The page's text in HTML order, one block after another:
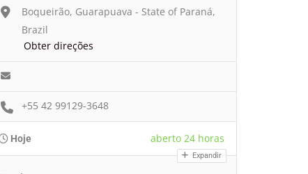
Boqueirão, Guarapuava - State of Paraná,
Brazil
Obter direções
+55 42 99129-3648
Hoje aberto 24 horas
Expandir